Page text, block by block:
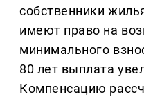
собственники
имеют право на
минимального
80 лет выплата
Компенсацию